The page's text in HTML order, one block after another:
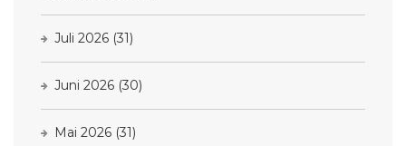
Juli 2026 (31)
Juni 2026 (30)
Mai 2026 (31)